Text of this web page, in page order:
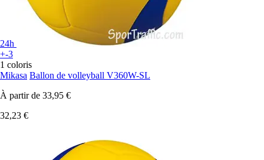
24h
+-3
1 coloris
Mikasa Ballon de volleyball V360W-SL
À partir de 33,95 €
32,23 €